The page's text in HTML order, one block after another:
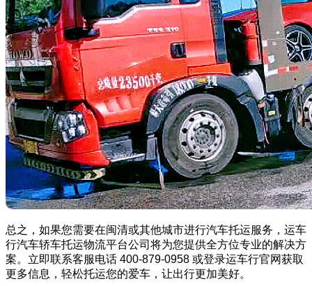
总之，如果您需要在闽清或其他城市进行汽车托运服务，运车
行汽车轿车托运物流平台公司将为您提供全方位专业的解决方
案。立即联系客服电话 400-879-0958 或登录运车行官网获取
更多信息，轻松托运您的爱车，让出行更加美好。